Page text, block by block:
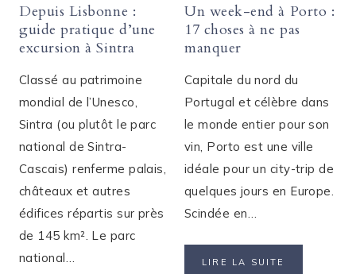
Depuis Lisbonne :
guide pratique d’une
excursion à Sintra
Classé au patrimoine
mondial de l’Unesco,
Sintra (ou plutôt le parc
national de Sintra-
Cascais) renferme palais,
châteaux et autres
édifices répartis sur près
de 145 km². Le parc
national…
Un week-end à Porto :
17 choses à ne pas
manquer
Capitale du nord du
Portugal et célèbre dans
le monde entier pour son
vin, Porto est une ville
idéale pour un city-trip de
quelques jours en Europe.
Scindée en…
LIRE LA SUITE